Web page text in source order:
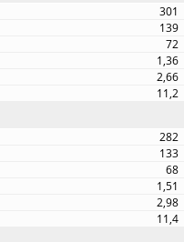
301
139
72
1,36
2,66
11,2
282
133
68
1,51
2,98
11,4